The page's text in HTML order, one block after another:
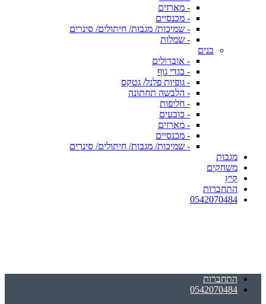
- מארזים
- מכנסיים
- שמיכות/ מגבות/ חיתולים/ סינרים
- שמלות
בנים
- אוברולים
- בגדי גוף
- גופיות פלנל/ גטקס
- הלבשה תחתונה
- חליפות
- כובעים
- מארזים
- מכנסיים
- שמיכות/ מגבות/ חיתולים/ סינרים
מגבות
משחקים
קיץ
התחברות
0542070484
התחברות
0542070484